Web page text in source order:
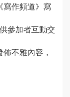
寫作頻道》寫
參加者互動交
不雅內容，